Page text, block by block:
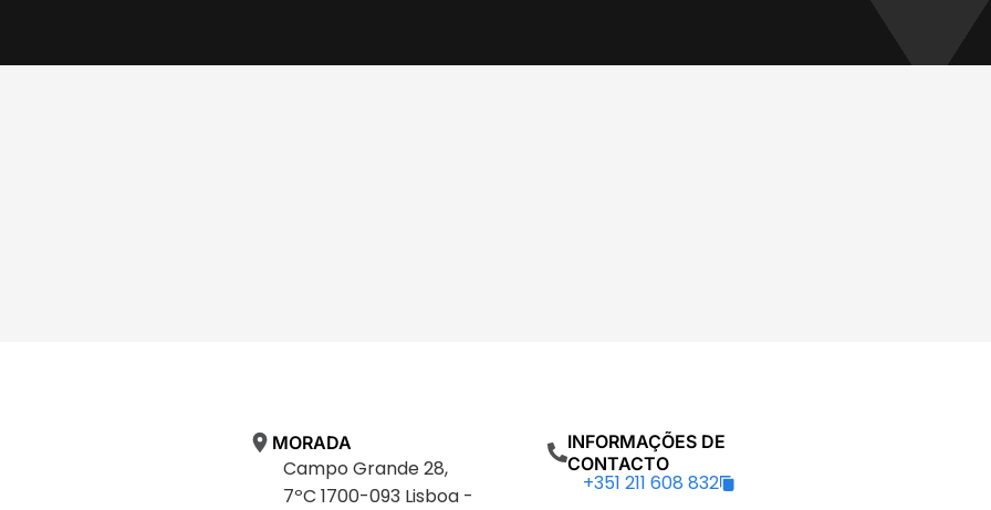
MORADA
Campo Grande 28,
7ºC 1700-093 Lisboa -
INFORMAÇÕES DE
CONTACTO
+351 211 608 832